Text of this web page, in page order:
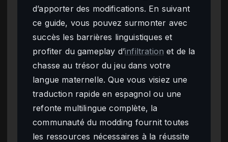
d’apporter des modifications. En suivant
ce guide, vous pouvez surmonter avec
succès les barrières linguistiques et
profiter du gameplay d’infiltration et de la
chasse au trésor du jeu dans votre
langue maternelle. Que vous visiez une
traduction rapide en espagnol ou une
refonte multilingue complète, la
communauté du modding fournit toutes
les ressources nécessaires à la réussite